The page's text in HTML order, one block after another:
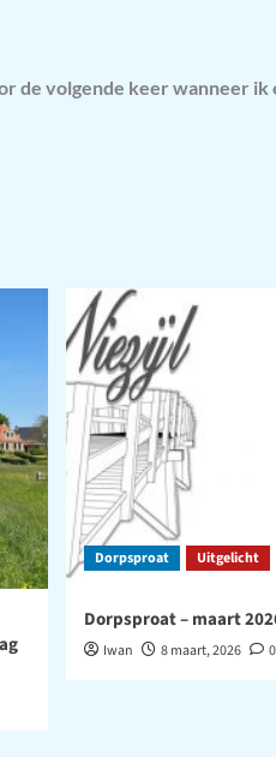
de volgende keer wanneer ik
Dorpsproat Uitgelicht
Dorpsproat – maart
Iwan 8 maart, 2026 0